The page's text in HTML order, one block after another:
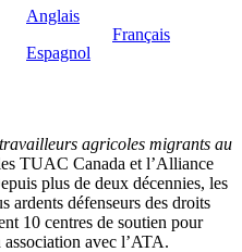
Anglais
Espagnol
Français
agricoles migrants au
TUAC Canada et l’Alliance
plus de deux décennies, les
ardents défenseurs des droits
10 centres de soutien pour
avec l’ATA.